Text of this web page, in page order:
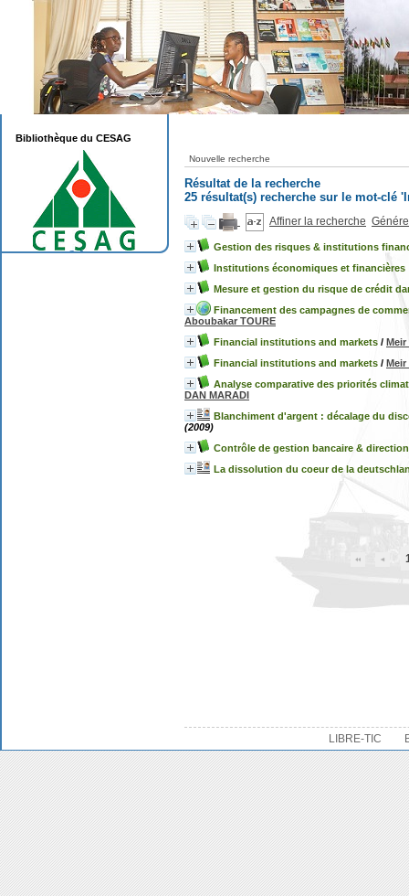
Nouvelle recherche
Résultat de la recherche
25 résultat(s) recherche sur le mot-clé
Affiner la recherche
Gestion des risques & institutions
Institutions économiques et financières
Mesure et gestion du risque de crédit
Financement des campagnes de
Aboubakar TOURE
Financial institutions and markets / Meir
Financial institutions and markets / Meir
Analyse comparative des priorités
DAN MARADI
Blanchiment d'argent : décalage du
(2009)
Contrôle de gestion bancaire &
La dissolution du coeur de la
LIBRE-TIC
Bibliothèque du CESAG